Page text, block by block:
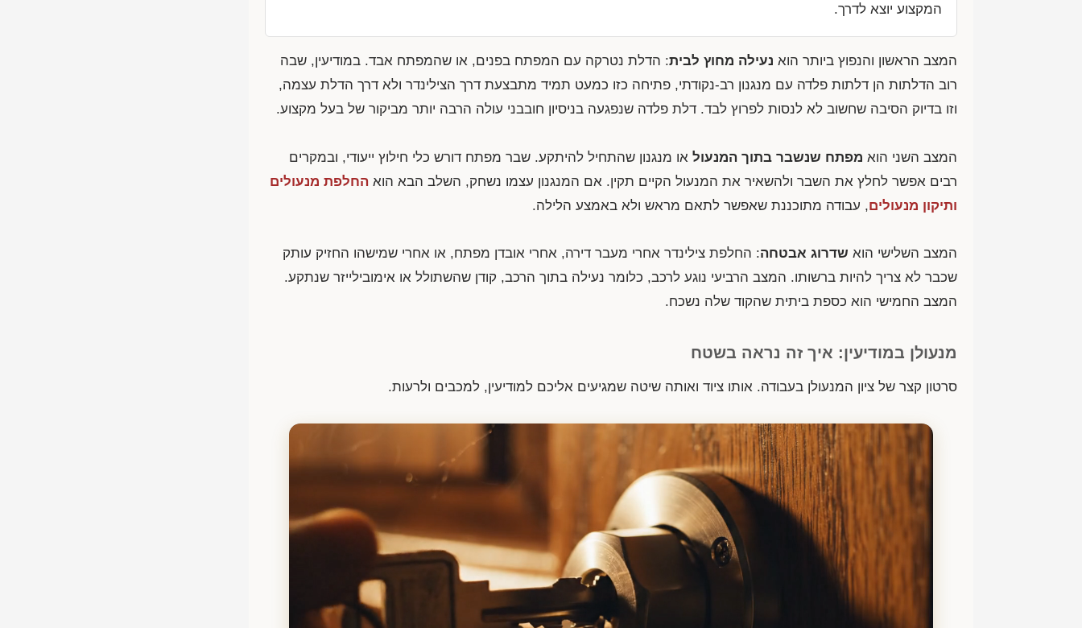
המקצוע יוצא לדרך.
המצב הראשון והנפוץ ביותר הוא נעילה מחוץ לבית: הדלת נטרקה עם המפתח בפנים, או שהמפתח אבד. במודיעין, שבה
רוב הדלתות הן דלתות פלדה עם מנגנון רב-נקודתי, פתיחה כזו כמעט תמיד מתבצעת דרך הצילינדר ולא דרך הדלת עצמה,
וזו בדיוק הסיבה שחשוב לא לנסות לפרוץ לבד. דלת פלדה שנפגעה בניסיון חובבני עולה הרבה יותר מביקור של בעל מקצוע.
המצב השני הוא מפתח שנשבר בתוך המנעול או מנגנון שהתחיל להיתקע. שבר מפתח דורש כלי חילוץ ייעודי, ובמקרים
רבים אפשר לחלץ את השבר ולהשאיר את המנעול הקיים תקין. אם המנגנון עצמו נשחק, השלב הבא הוא החלפת מנעולים
ותיקון מנעולים, עבודה מתוכננת שאפשר לתאם מראש ולא באמצע הלילה.
המצב השלישי הוא שדרוג אבטחה: החלפת צילינדר אחרי מעבר דירה, אחרי אובדן מפתח, או אחרי שמישהו החזיק עותק
שכבר לא צריך להיות ברשותו. המצב הרביעי נוגע לרכב, כלומר נעילה בתוך הרכב, קודן שהשתולל או אימובילייזר שנתקע.
המצב החמישי הוא כספת ביתית שהקוד שלה נשכח.
מנעולן במודיעין: איך זה נראה בשטח
סרטון קצר של ציון המנעולן בעבודה. אותו ציוד ואותה שיטה שמגיעים אליכם למודיעין, למכבים ולרעות.